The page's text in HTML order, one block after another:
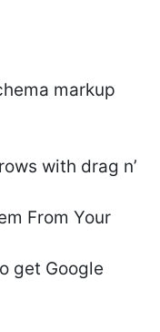
markup
with drag n’
From Your
get Google